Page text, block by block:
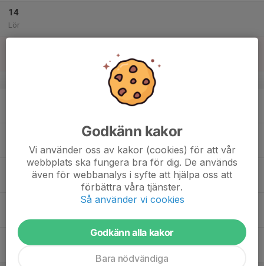
14
Lör
v.47
20
Godkänn kakor
Vi använder oss av kakor (cookies) för att vår
webbplats ska fungera bra för dig. De används
även för webbanalys i syfte att hjälpa oss att
förbättra våra tjänster.
Så använder vi cookies
Godkänn alla kakor
Bara nödvändiga